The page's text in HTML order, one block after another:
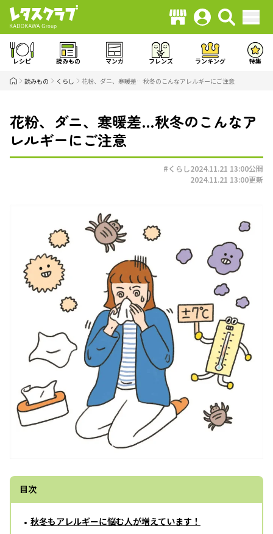
レシピ 読みもの マンガ フレンズ ランキング 特集
読みもの くらし 花粉、ダニ、寒暖差…秋冬のこんなアレルギーにご注意
花粉、ダニ、寒暖差…秋冬のこんなア
レルギーにご注意
#くらし2024.11.21 13:00公開
2024.11.21 13:00更新
目次
秋冬もアレルギーに悩む人が増えています！